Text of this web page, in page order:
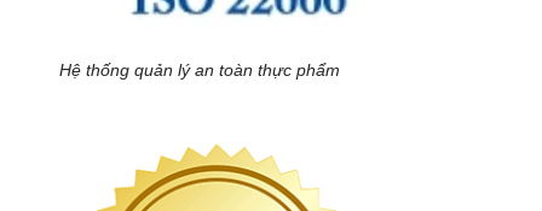
Hệ thống quản lý an toàn thực phẩm